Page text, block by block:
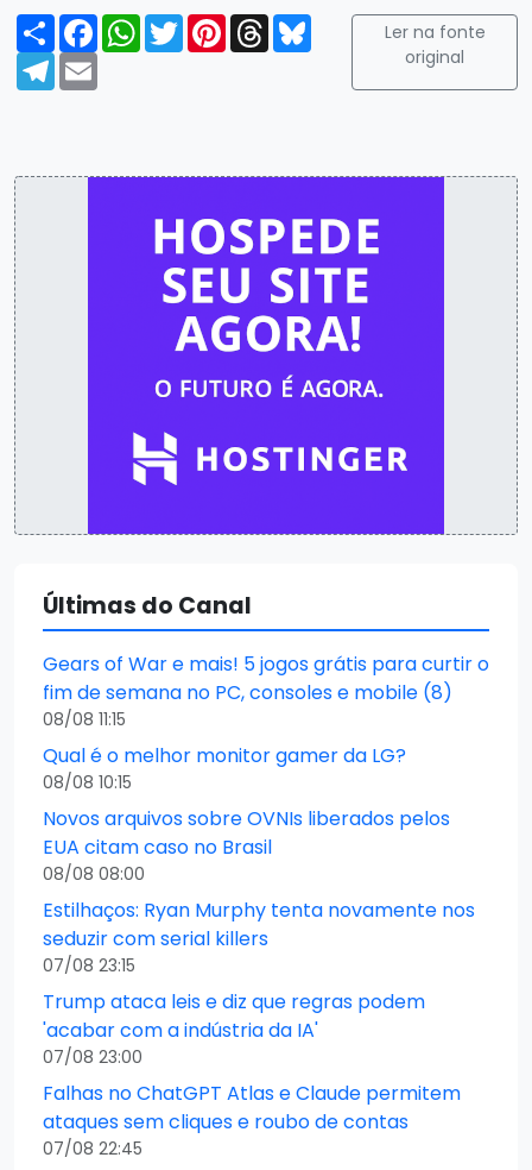
Compartilhar
FacebookWhatsApp
TwitterPinterest
ThreadsBluesky
Telegram
Email
Ler na fonte
original
Últimas do Canal
Gears of War e mais! 5 jogos grátis para curtir o
fim de semana no PC, consoles e mobile (8)
08/08 11:15
Qual é o melhor monitor gamer da LG?
08/08 10:15
Novos arquivos sobre OVNIs liberados pelos
EUA citam caso no Brasil
08/08 08:00
Estilhaços: Ryan Murphy tenta novamente nos
seduzir com serial killers
07/08 23:15
Trump ataca leis e diz que regras podem
'acabar com a indústria da IA'
07/08 23:00
Falhas no ChatGPT Atlas e Claude permitem
ataques sem cliques e roubo de contas
07/08 22:45